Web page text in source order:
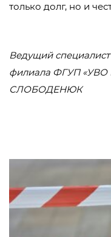
только долг, но и
Ведущий
филиала ФГУП «УВО
СЛОБОДЕНЮК